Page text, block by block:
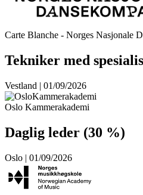
Carte Blanche - Norges Nasjonale
Tekniker med
Vestland | 01/09/2026
Oslo Kammerakademi
Daglig leder (30 %)
Oslo | 01/09/2026